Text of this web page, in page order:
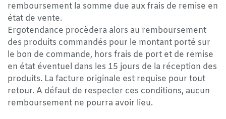
remboursement la somme due aux frais de remise en
état de vente.
Ergotendance procèdera alors au remboursement
des produits commandés pour le montant porté sur
le bon de commande, hors frais de port et de remise
en état éventuel dans les 15 jours de la réception des
produits. La facture originale est requise pour tout
retour. A défaut de respecter ces conditions, aucun
remboursement ne pourra avoir lieu.